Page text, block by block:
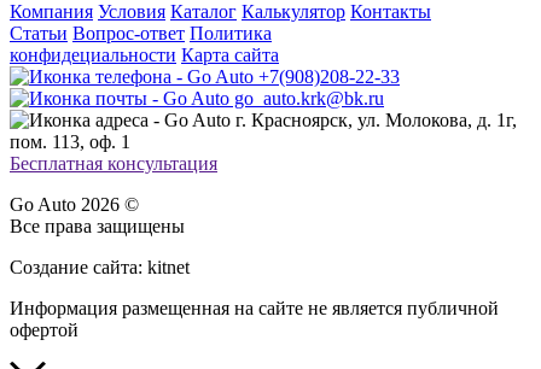
Компания Условия Каталог Калькулятор Контакты
Статьи Вопрос-ответ Политика
конфидециальности Карта сайта
+7(908)208-22-33
go_auto.krk@bk.ru
г. Красноярск, ул. Молокова, д. 1г,
пом. 113, оф. 1
Бесплатная консультация
Go Auto 2026 ©
Все права защищены
Создание сайта: kitnet
Информация размещенная на сайте не является публичной
офертой